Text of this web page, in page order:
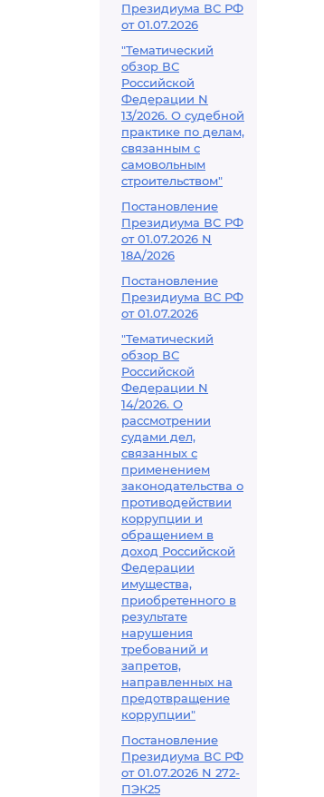
Президиума ВС РФ
от 01.07.2026
"Тематический
обзор ВС
Российской
Федерации N
13/2026. О судебной
практике по делам,
связанным с
самовольным
строительством"
Постановление
Президиума ВС РФ
от 01.07.2026 N
18А/2026
Постановление
Президиума ВС РФ
от 01.07.2026
"Тематический
обзор ВС
Российской
Федерации N
14/2026. О
рассмотрении
судами дел,
связанных с
применением
законодательства о
противодействии
коррупции и
обращением в
доход Российской
Федерации
имущества,
приобретенного в
результате
нарушения
требований и
запретов,
направленных на
предотвращение
коррупции"
Постановление
Президиума ВС РФ
от 01.07.2026 N 272-
ПЭК25